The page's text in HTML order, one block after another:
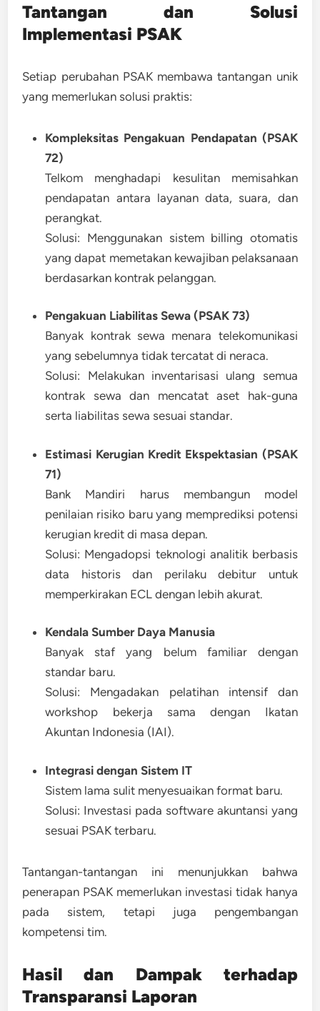
Tantangan dan Solusi
Implementasi PSAK
Setiap perubahan PSAK membawatantangan unik
yang memerlukan solusi praktis:
Kompleksitas Pengakuan Pendapatan (PSAK
72)
Telkom menghadapi kesulitan memisahkan
pendapatan antara layanan data, suara, dan
perangkat.
Solusi: Menggunakan sistem billing otomatis
yang dapat memetakan kewajiban pelaksanaan
berdasarkan kontrak pelanggan.
Pengakuan Liabilitas Sewa (PSAK 73)
Banyak kontrak sewa menara telekomunikasi
yang sebelumnya tidak tercatat di neraca.
Solusi: Melakukan inventarisasi ulang semua
kontrak sewa dan mencatat aset hak-guna
serta liabilitas sewa sesuai standar.
Estimasi Kerugian Kredit Ekspektasian (PSAK
71)
Bank Mandiri harus membangun model
penilaian risiko baru yang memprediksi potensi
kerugian kredit di masa depan.
Solusi: Mengadopsi teknologi analitik berbasis
data historis dan perilaku debitur untuk
memperkirakan ECL dengan lebih akurat.
Kendala Sumber Daya Manusia
Banyak staf yang belum familiar dengan
standar baru.
Solusi: Mengadakan pelatihan intensif dan
workshop bekerja sama dengan Ikatan
Akuntan Indonesia (IAI).
Integrasi dengan Sistem IT
Sistem lama sulit menyesuaikan format baru.
Solusi: Investasi pada software akuntansi yang
sesuai PSAK terbaru.
Tantangan-tantangan ini menunjukkan bahwa
penerapan PSAK memerlukan investasi tidak hanya
pada sistem, tetapi juga pengembangan
kompetensi tim.
Hasil dan Dampak terhadap
Transparansi Laporan